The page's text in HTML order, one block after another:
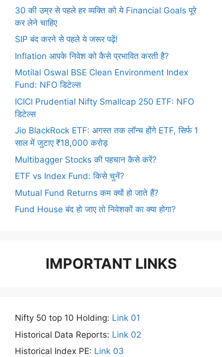
30 की उम्र से पहले हर व्यक्ति को ये Financial Goals पूरे
कर लेने चाहिए
SIP बंद करने से पहले ये जरूर पढ़ें!
Inflation आपके निवेश को कैसे प्रभावित करती है?
Motilal Oswal BSE Clean Environment Index
Fund: NFO डिटेल्स
ICICI Prudential Nifty Smallcap 250 ETF: NFO
डिटेल्स
Jio BlackRock ETF: अगस्त तक लॉन्च होंगे ETF, सिर्फ 1
साल में जुटाए ₹18,000 करोड़
Multibagger Stocks की पहचान कैसे करें?
ETF vs Index Fund: किसे चुनें?
Mutual Fund Returns कम क्यों हो जाते हैं?
Fund House बंद हो जाए तो निवेशकों का क्या होगा?
IMPORTANT LINKS
Nifty 50 top 10 Holding: Link 01
Historical Data Reports: Link 02
Historical Index PE: Link 03